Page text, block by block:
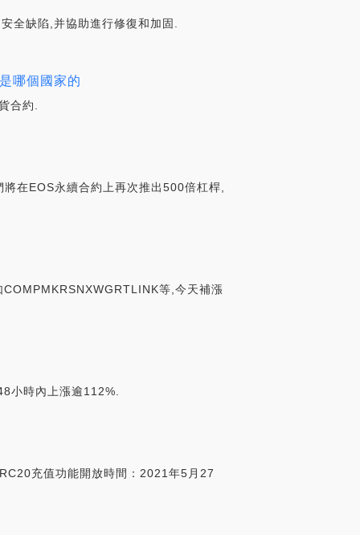
全缺陷,并協助進行修復和加固.
哪個國家的
合約.
在EOS永續合約上再次推出500倍杠桿,
等,今天補漲
小時內上漲逾112%.
充值功能開放時間：2021年5月27